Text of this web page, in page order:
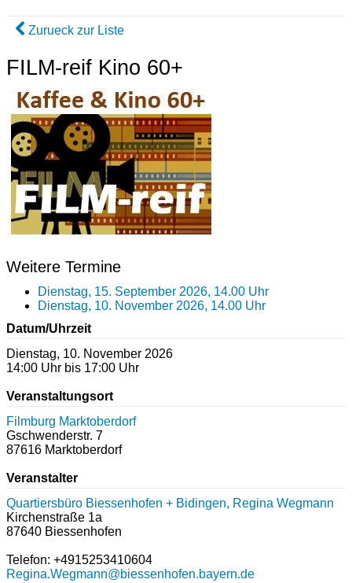
Zurueck zur Liste
FILM-reif Kino 60+
Weitere Termine
Dienstag, 15. September 2026, 14.00 Uhr
Dienstag, 10. November 2026, 14.00 Uhr
Datum/Uhrzeit
Dienstag, 10. November 2026
14:00 Uhr bis 17:00 Uhr
Veranstaltungsort
Filmburg Marktoberdorf
Gschwenderstr. 7
87616 Marktoberdorf
Veranstalter
Quartiersbüro Biessenhofen + Bidingen, Regina Wegmann
Kirchenstraße 1a
87640 Biessenhofen
Telefon: +4915253410604
Regina.Wegmann@biessenhofen.bayern.de